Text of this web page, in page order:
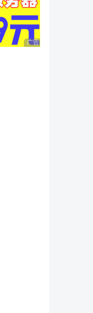
广告 商业广告，理性